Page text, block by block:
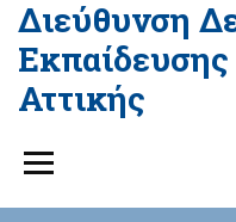
Διεύθυνση
Αττικής